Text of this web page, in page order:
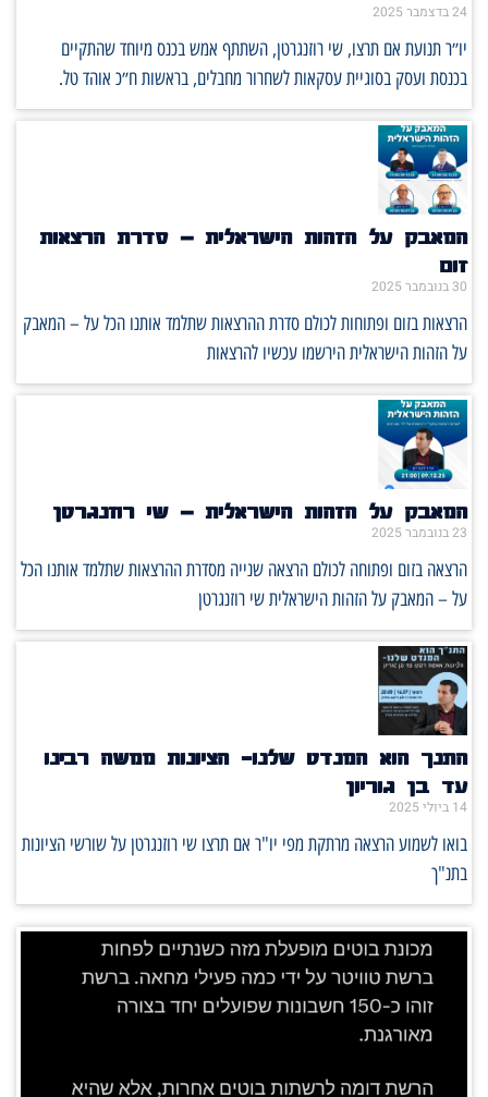
24 בדצמבר 2025
יו״ר תנועת אם תרצו, שי רוזנגרטן, השתתף אמש בכנס מיוחד שהתקיים
בכנסת ועסק בסוגיית עסקאות לשחרור מחבלים, בראשות ח״כ אוהד טל.
המאבק על הזהות הישראלית – סדרת הרצאות
זום
30 בנובמבר 2025
הרצאות בזום ופתוחות לכולם סדרת ההרצאות שתלמד אותנו הכל על – המאבק
על הזהות הישראלית הירשמו עכשיו להרצאות
המאבק על הזהות הישראלית – שי רוזנגרטן
23 בנובמבר 2025
הרצאה בזום ופתוחה לכולם הרצאה שנייה מסדרת ההרצאות שתלמד אותנו הכל
על – המאבק על הזהות הישראלית שי רוזנגרטן
התנך הוא המנדט שלנו- הציונות ממשה רבינו
עד בן גוריון
14 ביולי 2025
בואו לשמוע הרצאה מרתקת מפי יו"ר אם תרצו שי רוזנגרטן על שורשי הציונות
בתנ"ך